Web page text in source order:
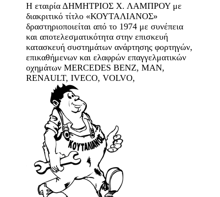
Η εταιρία ΔΗΜΗΤΡΙΟΣ Χ. ΛΑΜΠΡΟΥ με
διακριτικό τίτλο «ΚΟΥΤΑΛΙΑΝΟΣ»
δραστηριοποιείται από το 1974 με συνέπεια
και αποτελεσματικότητα στην επισκευή
κατασκευή συστημάτων ανάρτησης φορτηγών,
επικαθήμενων και ελαφρών επαγγελματικών
οχημάτων MERCEDES BENZ, MAN,
RENAULT, IVECO, VOLVO,